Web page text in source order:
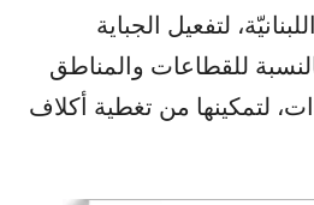
لتفعيل الجباية
للقطاعات والمناطق
لتمكينها من تغطية أكلاف